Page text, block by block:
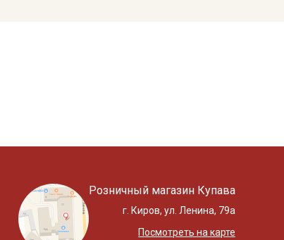
Розничный магазин Купава
г. Киров, ул. Ленина, 79а
Посмотреть на карте